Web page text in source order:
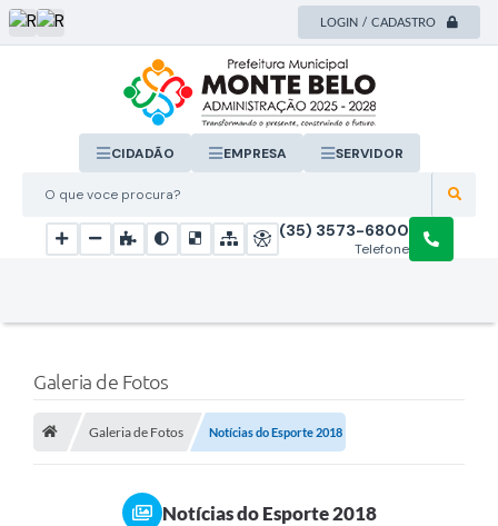
LOGIN / CADASTRO
O que voce procura?
CIDADÃO EMPRESA SERVIDOR
Telefone
(35) 3573-6800
Galeria de Fotos
Galeria de Fotos Notícias do Esporte 2018
Notícias do Esporte 2018